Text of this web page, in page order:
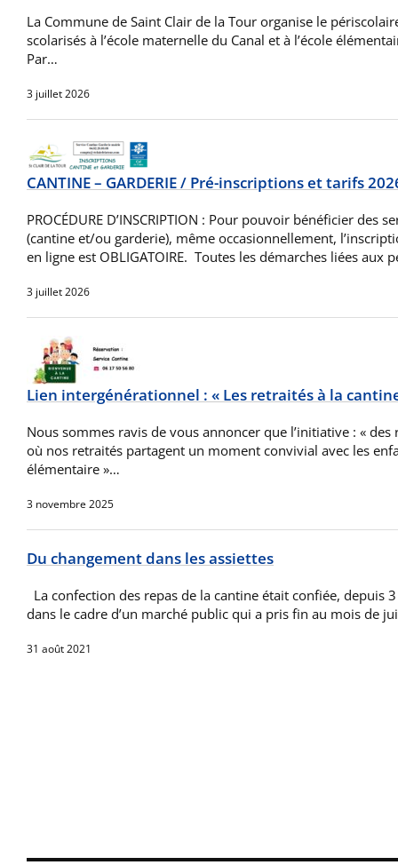
La Commune de Saint Clair de la Tour organise le
scolarisés à l’école maternelle du Canal et à l’école
Par…
3 juillet 2026
CANTINE – GARDERIE / Pré-inscriptions et tarifs
PROCÉDURE D’INSCRIPTION : Pour pouvoir bénéficier des
(cantine et/ou garderie), même occasionnellement,
en ligne est OBLIGATOIRE. Toutes les démarches liées aux
3 juillet 2026
Lien intergénérationnel : « Les retraités à la
Nous sommes ravis de vous annoncer que l’initiative : «
où nos retraités partagent un moment convivial avec les
élémentaire »…
3 novembre 2025
Du changement dans les assiettes
La confection des repas de la cantine était confiée, depuis
dans le cadre d’un marché public qui a pris fin au mois de
31 août 2021